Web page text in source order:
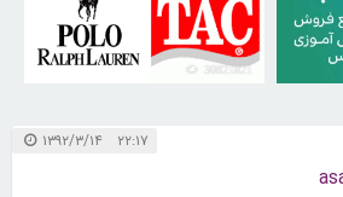
30821821
۲۲:۱۷ ۱۳۹۲/۳/۱۴